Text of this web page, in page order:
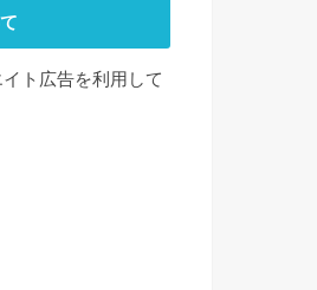
ト広告を利用して